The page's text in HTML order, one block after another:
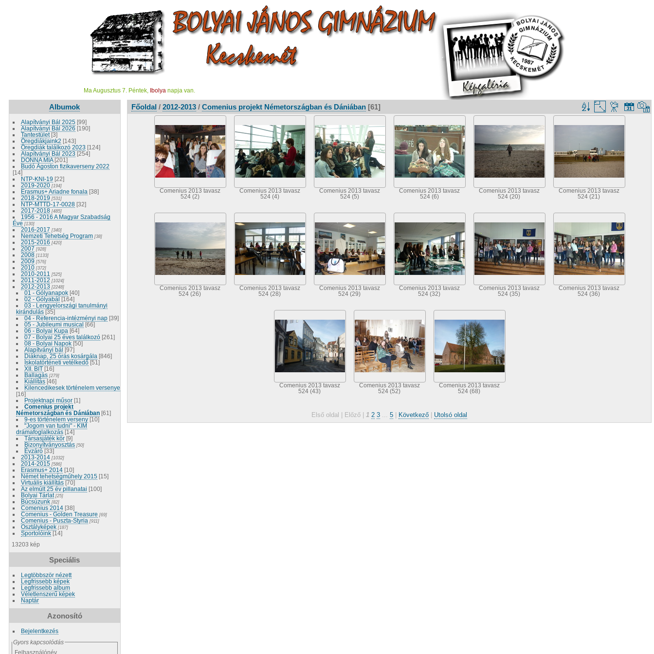
Ma Augusztus 7. Péntek, Ibolya napja van.
Albumok
Alapítványi Bál 2025 [99]
Alapítványi Bál 2026 [190]
Tantestület [3]
Öregdiákjaink2 [143]
Öregdiák találkozó 2023 [124]
Alapítványi Bál 2023 [254]
DONNA MIA [201]
Budó Ágoston fizikaverseny 2022
[14]
NTP-KNI-19 [22]
2019-2020 [194]
Erasmus+ Ariadne fonala [38]
2018-2019 [531]
NTP-MTTD-17-0028 [32]
2017-2018 [485]
1956 - 2016 A Magyar Szabadság
Éve [130]
2016-2017 [340]
Nemzeti Tehetség Program [38]
2015-2016 [420]
2007 [928]
2008 [1133]
2009 [576]
2010 [372]
2010-2011 [525]
2011-2012 [1024]
2012-2013 [2248]
01 - Gólyanapok [40]
02 - Gólyabál [164]
03 - Lengyelországi tanulmányi
kirándulás [35]
04 - Referencia-intézményi nap [39]
05 - Jubileumi musical [66]
06 - Bolyai Kupa [64]
07 - Bolyai 25 éves találkozó [261]
08 - Bolyai Napok [50]
Alapítványi bál [97]
Diáknap, 25 órás kosárgála [846]
Iskolatörténeti vetélkedő [51]
XII. BIT [16]
Ballagás [279]
Kiállítás [46]
Kilencedikesek történelem versenye
[16]
Projektnapi műsor [1]
Comenius projekt
Németországban és Dániában [61]
9-es történelem verseny [10]
"Jogom van tudni" - KIM
drámafoglalkozás [14]
Társasjáték kör [9]
Bizonyítványosztás [50]
Évzáró [33]
2013-2014 [1032]
2014-2015 [586]
Erasmus+ 2014 [10]
Német tehetségműhely 2015 [15]
Virtuális kiállítás [70]
Az elmúlt 25 év pillanatai [100]
Bolyai Tárlat [25]
Búcsúzunk [82]
Comenius 2014 [38]
Comenius - Golden Treasure [69]
Comenius - Puszta-Styria [911]
Osztályképek [187]
Sportolóink [14]
13203 kép
Speciális
Legtöbbször nézett
Legfrissebb képek
Legfrissebb album
Véletlenszerű képek
Naptár
Azonosító
Bejelentkezés
Gyors kapcsolódás
Felhasználónév
Főoldal/ 2012-2013/ Comenius projekt Németországban és Dániában[61]
Comenius 2013 tavasz
524 (2)
Comenius 2013 tavasz
524 (4)
Comenius 2013 tavasz
524 (5)
Comenius 2013 tavasz
524 (6)
Comenius 2013 tavasz
524 (20)
Comenius 2013 tavasz
524 (21)
Comenius 2013 tavasz
524 (26)
Comenius 2013 tavasz
524 (28)
Comenius 2013 tavasz
524 (29)
Comenius 2013 tavasz
524 (32)
Comenius 2013 tavasz
524 (35)
Comenius 2013 tavasz
524 (36)
Comenius 2013 tavasz
524 (43)
Comenius 2013 tavasz
524 (52)
Comenius 2013 tavasz
524 (68)
Első oldal | Előző | 1 2 3 ... 5 Következő Utolsó oldal